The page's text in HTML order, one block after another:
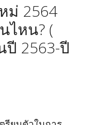
ม่ 2564
ไหน? (
2563-ปี